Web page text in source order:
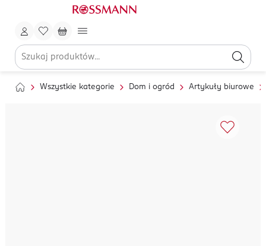
Wszystkie kategorie Dom i ogród Artykuły biurowe